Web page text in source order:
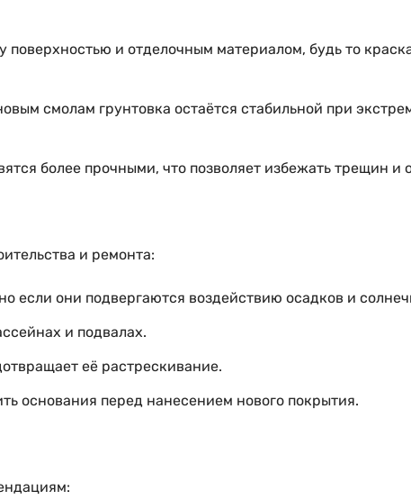
и отделочным материалом, будь то
смолам грунтовка остаётся стабильной при
более прочными, что позволяет избежать трещин
и ремонта:
они подвергаются воздействию осадков и
и подвалах.
её растрескивание.
основания перед нанесением нового покрытия.